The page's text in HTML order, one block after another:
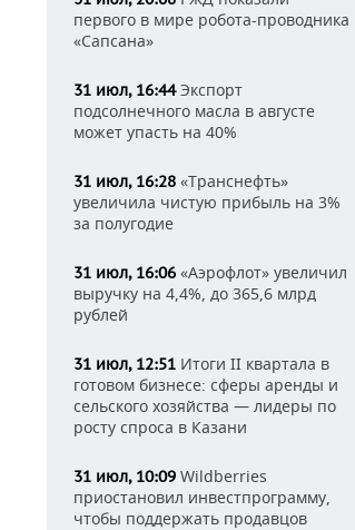
первого в мире робота-проводника
«Сапсана»
31 июл, 16:44Экспорт
подсолнечного масла в августе
может упасть на 40%
31 июл, 16:28 «Транснефть»
увеличила чистую прибыль на 3%
за полугодие
31 июл, 16:06 «Аэрофлот» увеличил
выручку на 4,4%, до 365,6 млрд
рублей
31 июл, 12:51 Итоги II квартала в
готовом бизнесе: сферы аренды и
сельского хозяйства — лидеры по
росту спроса в Казани
31 июл, 10:09 Wildberries
приостановил инвестпрограмму,
чтобы поддержать продавцов